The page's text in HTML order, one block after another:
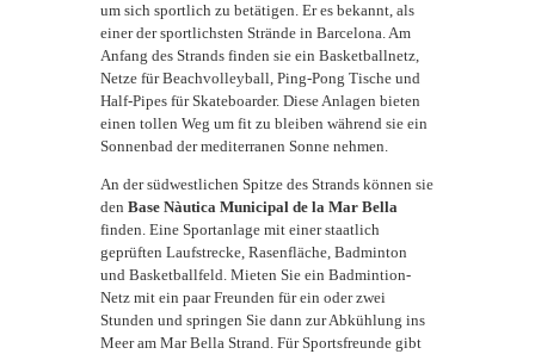
um sich sportlich zu betätigen. Er es bekannt, als
einer der sportlichsten Strände in Barcelona. Am
Anfang des Strands finden sie ein Basketballnetz,
Netze für Beachvolleyball, Ping-Pong Tische und
Half-Pipes für Skateboarder. Diese Anlagen bieten
einen tollen Weg um fit zu bleiben während sie ein
Sonnenbad der mediterranen Sonne nehmen.
An der südwestlichen Spitze des Strands können sie
den Base Nàutica Municipal de la Mar Bella
finden. Eine Sportanlage mit einer staatlich
geprüften Laufstrecke, Rasenfläche, Badminton
und Basketballfeld. Mieten Sie ein Badmintion-
Netz mit ein paar Freunden für ein oder zwei
Stunden und springen Sie dann zur Abkühlung ins
Meer am Mar Bella Strand. Für Sportsfreunde gibt